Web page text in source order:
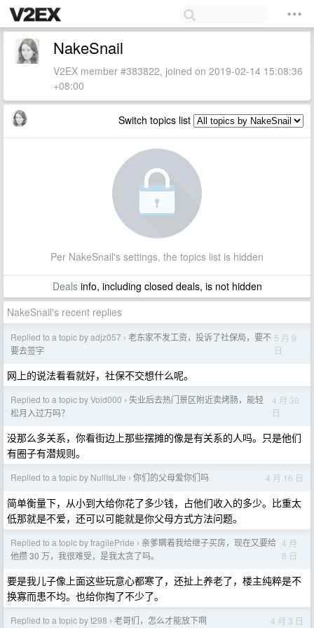
NakeSnail
V2EX member #383822, joined on 2019-02-14 15:08:36
+08:00
Switch topics list
Per NakeSnail's settings, the topics list is hidden
Dealsinfo, including closed deals, is not hidden
NakeSnail's recent replies
Replied to a topic by adjz057 › 老东家不发工资，投诉了社保局，要不
要去签字
5 月 9
日
网上的说法看看就好，社保不交想什么呢。
Replied to a topic by Void000 › 失业后去热门景区附近卖烤肠，能轻
松月入过万吗？
4 月 30
日
没那么多关系，你看街边上那些摆摊的像是有关系的人吗。只是他们
有圈子有潜规则。
Replied to a topic by NullIsLife › 你们的父母爱你们吗 4 月 16 日
简单衡量下，从小到大给你花了多少钱，占他们收入的多少。比重太
低那就是不爱，还可以可能就是你父母方式方法问题。
Replied to a topic by fragilePride › 亲爹瞒着我给继子买房，现在又要给
他攒 30 万，我很难受，是我太贪了吗。
4 月
8 日
要是我儿子像上面这些玩意心都寒了，还扯上养老了，楼主纯粹是不
换寡而患不均。也给你掏了不少了。
Replied to a topic by t298 › 老哥们，怎么才能放下啊 4 月 3 日